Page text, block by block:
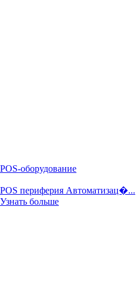
POS-оборудование
POS периферия Автоматизац�...
Узнать больше